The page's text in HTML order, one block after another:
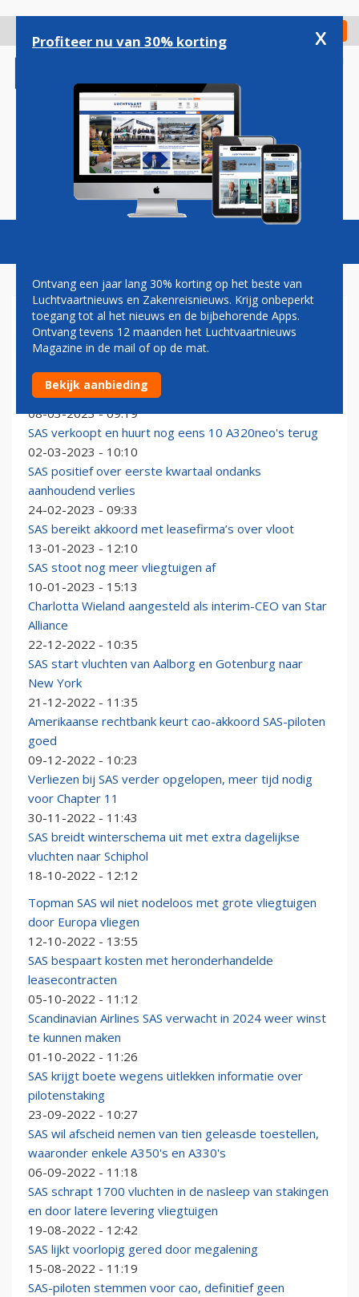
gaan
Check in
Magazine Podcasts Vacatures
SAS
SAS haalt nieuwe operationeel directeur op bij British
Airways
08-03-2023 - 09:19
SAS verkoopt en huurt nog eens 10 A320neo's terug
02-03-2023 - 10:10
SAS positief over eerste kwartaal ondanks
aanhoudend verlies
24-02-2023 - 09:33
SAS bereikt akkoord met leasefirma’s over vloot
13-01-2023 - 12:10
SAS stoot nog meer vliegtuigen af
10-01-2023 - 15:13
Charlotta Wieland aangesteld als interim-CEO van Star
Alliance
22-12-2022 - 10:35
SAS start vluchten van Aalborg en Gotenburg naar
New York
21-12-2022 - 11:35
Amerikaanse rechtbank keurt cao-akkoord SAS-piloten
goed
09-12-2022 - 10:23
Verliezen bij SAS verder opgelopen, meer tijd nodig
voor Chapter 11
30-11-2022 - 11:43
SAS breidt winterschema uit met extra dagelijkse
vluchten naar Schiphol
18-10-2022 - 12:12
Topman SAS wil niet nodeloos met grote vliegtuigen
door Europa vliegen
12-10-2022 - 13:55
SAS bespaart kosten met heronderhandelde
leasecontracten
05-10-2022 - 11:12
Scandinavian Airlines SAS verwacht in 2024 weer winst
te kunnen maken
01-10-2022 - 11:26
SAS krijgt boete wegens uitlekken informatie over
pilotenstaking
23-09-2022 - 10:27
SAS wil afscheid nemen van tien geleasde toestellen,
waaronder enkele A350's en A330's
06-09-2022 - 11:18
SAS schrapt 1700 vluchten in de nasleep van stakingen
en door latere levering vliegtuigen
19-08-2022 - 12:42
SAS lijkt voorlopig gered door megalening
15-08-2022 - 11:19
SAS-piloten stemmen voor cao, definitief geen
Profiteer nu van 30% korting x
Ontvang een jaar lang 30% korting op het beste van
Luchtvaartnieuws en Zakenreisnieuws. Krijg onbeperkt
toegang tot al het nieuws en de bijbehorende Apps.
Ontvang tevens 12 maanden het Luchtvaartnieuws
Magazine in de mail of op de mat.
Bekijk aanbieding